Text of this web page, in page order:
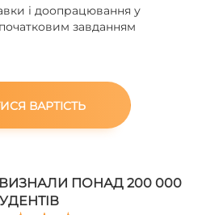
і доопрацювання у
початковим завданням
ВАРТІСТЬ
ВИЗНАЛИ ПОНАД 200 000